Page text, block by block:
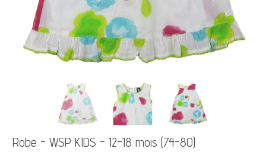
Robe - WSP KIDS - 12-18 mois (74-80)